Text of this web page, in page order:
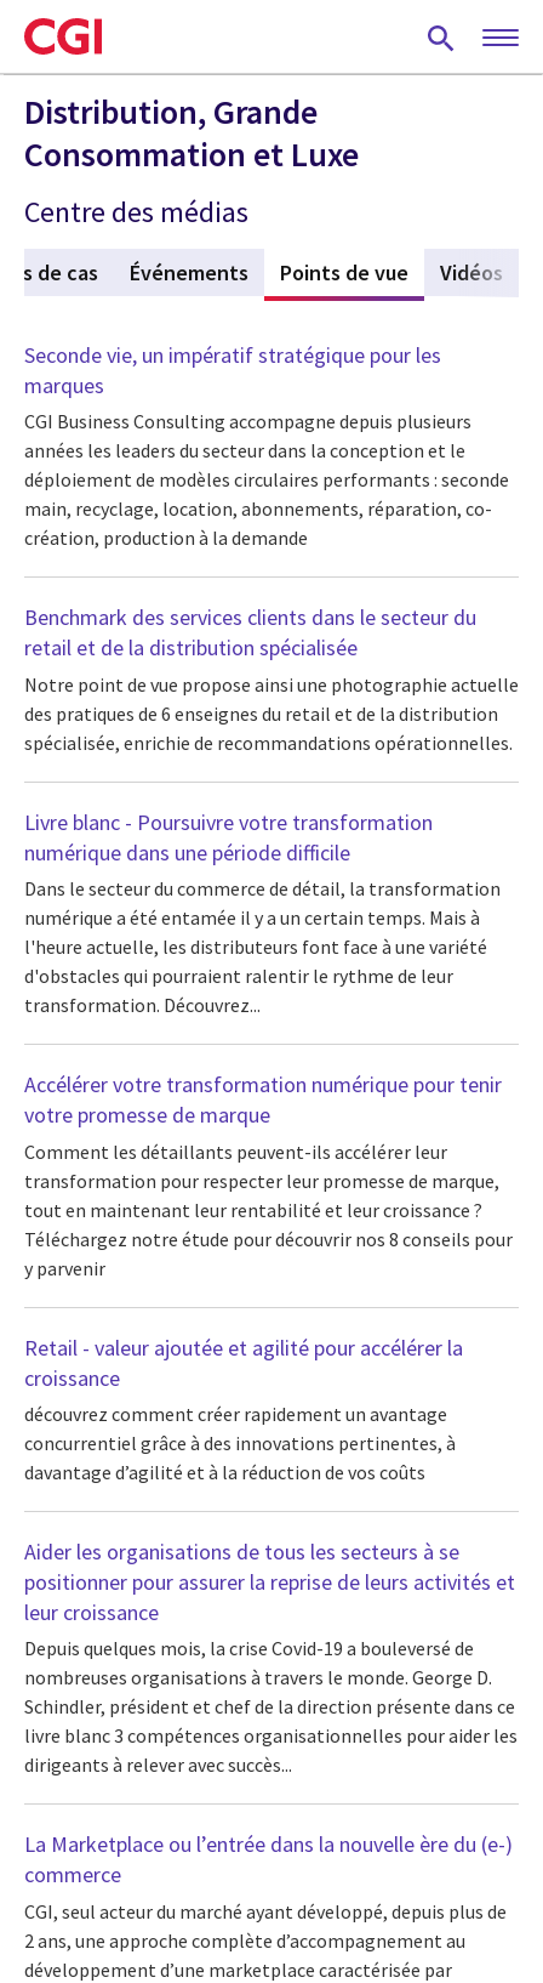
Skip
to
main
content
Distribution, Grande
Consommation et Luxe
Centre des médias
de cas Événements Points de vue (active tab)
Vidéos
Seconde vie, un impératif stratégique pour les
marques
CGI Business Consulting accompagne depuis plusieurs
années les leaders du secteur dans la conception et le
déploiement de modèles circulaires performants : seconde
main, recyclage, location, abonnements, réparation, co-
création, production à la demande
Benchmark des services clients dans le secteur du
retail et de la distribution spécialisée
Notre point de vue propose ainsi une photographie actuelle
des pratiques de 6 enseignes du retail et de la distribution
spécialisée, enrichie de recommandations opérationnelles.
Livre blanc - Poursuivre votre transformation
numérique dans une période difficile
Dans le secteur du commerce de détail, la transformation
numérique a été entamée il y a un certain temps. Mais à
l'heure actuelle, les distributeurs font face à une variété
d'obstacles qui pourraient ralentir le rythme de leur
transformation. Découvrez...
Accélérer votre transformation numérique pour tenir
votre promesse de marque
Comment les détaillants peuvent-ils accélérer leur
transformation pour respecter leur promesse de marque,
tout en maintenant leur rentabilité et leur croissance ?
Téléchargez notre étude pour découvrir nos 8 conseils pour
y parvenir
Retail - valeur ajoutée et agilité pour accélérer la
croissance
découvrez comment créer rapidement un avantage
concurrentiel grâce à des innovations pertinentes, à
davantage d’agilité et à la réduction de vos coûts
Aider les organisations de tous les secteurs à se
positionner pour assurer la reprise de leurs activités et
leur croissance
Depuis quelques mois, la crise Covid-19 a bouleversé de
nombreuses organisations à travers le monde. George D.
Schindler, président et chef de la direction présente dans ce
livre blanc 3 compétences organisationnelles pour aider les
dirigeants à relever avec succès...
La Marketplace ou l’entrée dans la nouvelle ère du (e-)
commerce
CGI, seul acteur du marché ayant développé, depuis plus de
2 ans, une approche complète d’accompagnement au
développement d’une marketplace caractérisée par